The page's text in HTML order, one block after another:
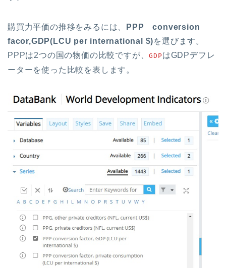
購買力平価の推移をみるには、
PPP conversion
facor,GDP(LCU per international $)を選びます。
PPPは2つの国の物価の比較ですが、GDPはGDPデフレ
ーターを使った比較を表します。